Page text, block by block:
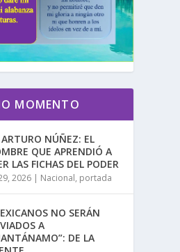
MOMENTO
NÚÑEZ: EL
QUE APRENDIÓ A
LAS FICHAS DEL PODER
2026 | Nacional, portada
NO SERÁN
A
DE LA